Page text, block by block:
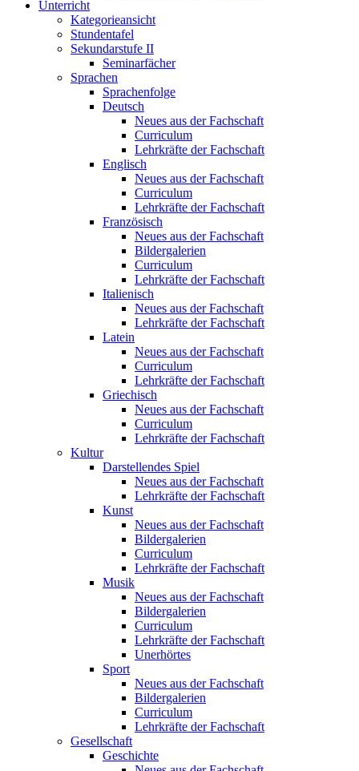
Unterricht
Kategorieansicht
Stundentafel
Sekundarstufe II
Seminarfächer
Sprachen
Sprachenfolge
Deutsch
Neues aus der Fachschaft
Curriculum
Lehrkräfte der Fachschaft
Englisch
Neues aus der Fachschaft
Curriculum
Lehrkräfte der Fachschaft
Französisch
Neues aus der Fachschaft
Bildergalerien
Curriculum
Lehrkräfte der Fachschaft
Italienisch
Neues aus der Fachschaft
Lehrkräfte der Fachschaft
Latein
Neues aus der Fachschaft
Curriculum
Lehrkräfte der Fachschaft
Griechisch
Neues aus der Fachschaft
Curriculum
Lehrkräfte der Fachschaft
Kultur
Darstellendes Spiel
Neues aus der Fachschaft
Lehrkräfte der Fachschaft
Kunst
Neues aus der Fachschaft
Bildergalerien
Curriculum
Lehrkräfte der Fachschaft
Musik
Neues aus der Fachschaft
Bildergalerien
Curriculum
Lehrkräfte der Fachschaft
Unerhörtes
Sport
Neues aus der Fachschaft
Bildergalerien
Curriculum
Lehrkräfte der Fachschaft
Gesellschaft
Geschichte